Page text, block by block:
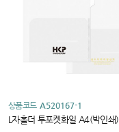
상품코드 A520167-1
L자홀더 투포켓화일 A4(박인쇄)